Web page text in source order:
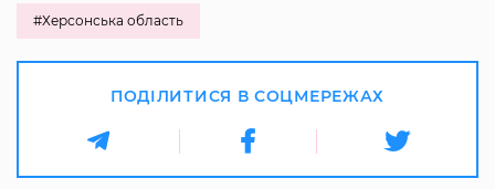
#Херсонська область
ПОДІЛИТИСЯ В СОЦМЕРЕЖАХ